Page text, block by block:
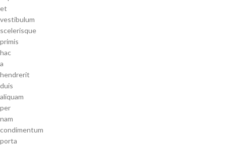
et
vestibulum
scelerisque
primis
hac
a
hendrerit
duis
aliquam
per
nam
condimentum
porta